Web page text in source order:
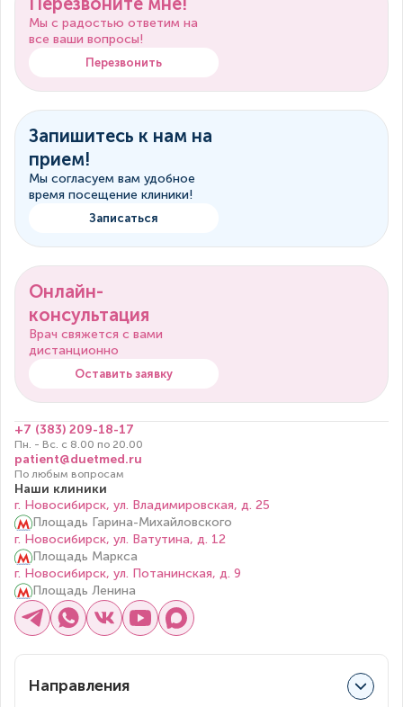
Мы с радостью ответим на
все ваши вопросы!
Перезвонить
Запишитесь к нам на
прием!
Мы согласуем вам удобное
время посещение клиники!
Записаться
Онлайн-
консультация
Врач свяжется с вами
дистанционно
Оставить заявку
+7 (383) 209-18-17
Пн. - Вс. с 8.00 по 20.00
patient@duetmed.ru
По любым вопросам
Наши клиники
г. Новосибирск, ул. Владимировская, д. 25
Площадь Гарина-Михайловского
г. Новосибирск, ул. Ватутина, д. 12
Площадь Маркса
г. Новосибирск, ул. Потанинская, д. 9
Площадь Ленина
Направления